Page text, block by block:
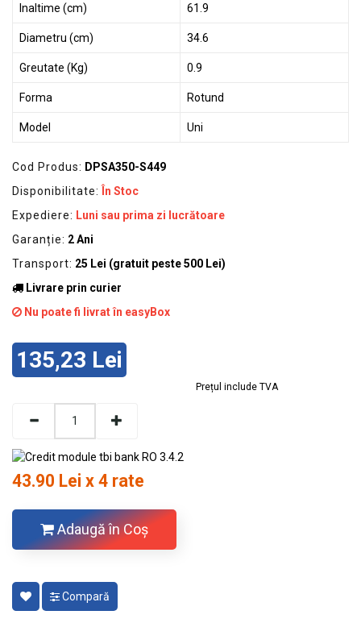
Inaltime (cm) 61.9
Diametru (cm) 34.6
Greutate (Kg) 0.9
Forma Rotund
Model Uni
Cod Produs: DPSA350-S449
Disponibilitate:
În Stoc
Expediere: Luni sau prima zi lucrătoare
Garanție: 2 Ani
Transport: 25 Lei (gratuit peste 500 Lei)
Livrare prin curier
Nu poate fi livrat în easyBox
135,23 Lei
Prețul include TVA
43.90 Lei x 4 rate
Adaugă în Coş
Compară